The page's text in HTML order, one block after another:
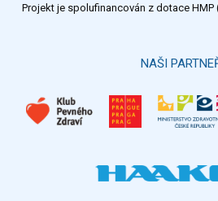
Projekt je spolufinancován z dotace HMP
NAŠI